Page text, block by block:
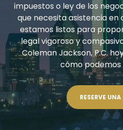
impuestos o ley de los
que necesita asistencia
estamos listos para
legal vigoroso y
Coleman Jackson, P.C.
cómo podemos
RESERVE